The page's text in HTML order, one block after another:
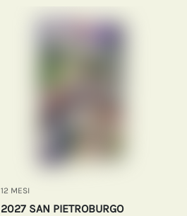
12 MESI
2027 SAN PIETROBURGO